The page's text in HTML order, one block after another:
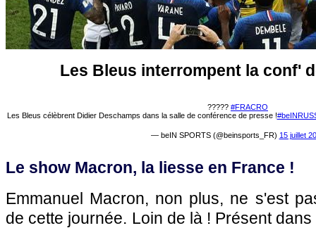
Les Bleus interrompent la conf'
????? #FRACRO
Les Bleus célèbrent Didier Deschamps dans la salle de conférence de presse !
— beIN SPORTS (@beinsports_FR) 15 juillet
Le show Macron, la liesse en France !
Emmanuel Macron, non plus, ne s'est
de cette journée. Loin de là ! Présent